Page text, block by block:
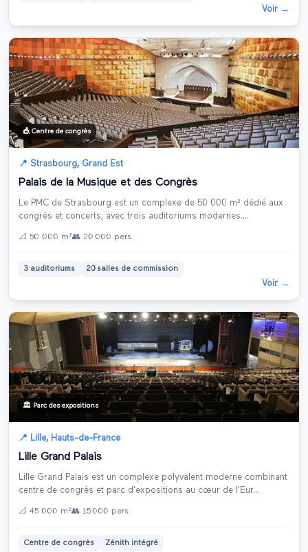
Voir →
🎪 Centre de congrès
📍 Strasbourg, Grand Est
Palais de la Musique et des Congrès
Le PMC de Strasbourg est un complexe de 50 000 m² dédié aux
congrès et concerts, avec trois auditoriums modernes....
📐 50 000 m²👥 20 000 pers.
3 auditoriums 20 salles de commission
Voir →
🏛️ Parc des expositions
📍 Lille, Hauts-de-France
Lille Grand Palais
Lille Grand Palais est un complexe polyvalent moderne combinant
centre de congrès et parc d'expositions au cœur de l'Eur...
📐 45 000 m²👥 15 000 pers.
Centre de congrès Zénith intégré